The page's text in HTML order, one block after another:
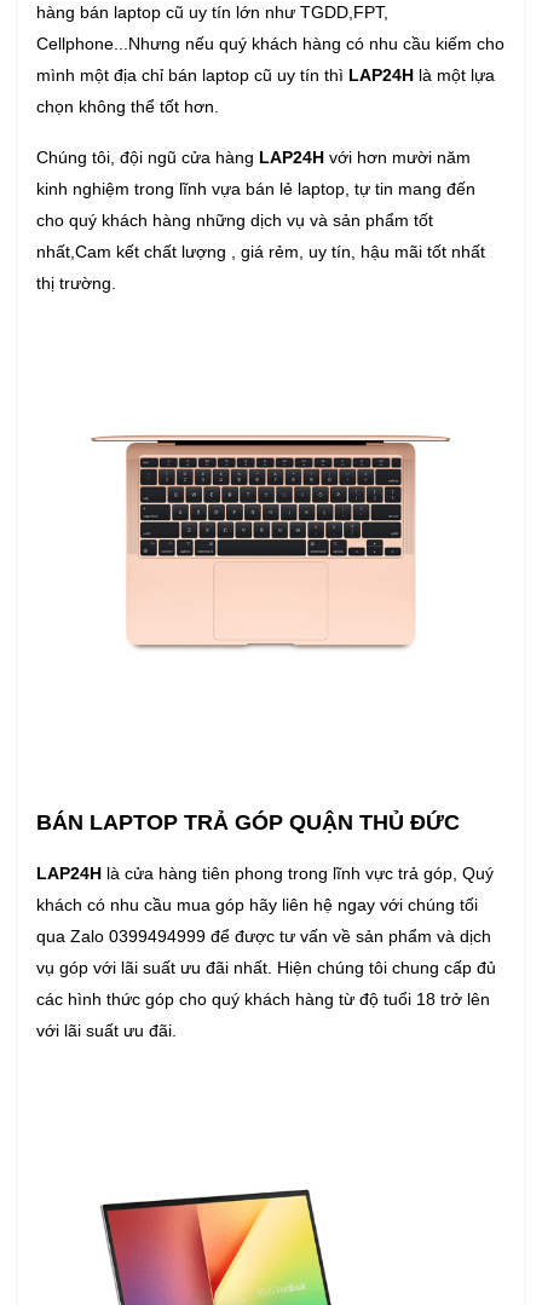
hàng bán laptop cũ uy tín lớn như TGDD,FPT,
Cellphone...Nhưng nếu quý khách hàng có nhu cầu kiếm cho
mình một địa chỉ bán laptop cũ uy tín thì LAP24H là một lựa
chọn không thể tốt hơn.
Chúng tôi, đội ngũ cửa hàng LAP24H với hơn mười năm
kinh nghiệm trong lĩnh vựa bán lẻ laptop, tự tin mang đến
cho quý khách hàng những dịch vụ và sản phẩm tốt
nhất,Cam kết chất lượng , giá rẻm, uy tín, hậu mãi tốt nhất
thị trường.
BÁN LAPTOP TRẢ GÓP QUẬN THỦ ĐỨC
LAP24H là cửa hàng tiên phong trong lĩnh vực trả góp, Quý
khách có nhu cầu mua góp hãy liên hệ ngay với chúng tối
qua Zalo 0399494999 để được tư vấn về sản phẩm và dịch
vụ góp với lãi suất ưu đãi nhất. Hiện chúng tôi chung cấp đủ
các hình thức góp cho quý khách hàng từ độ tuổi 18 trở lên
với lãi suất ưu đãi.